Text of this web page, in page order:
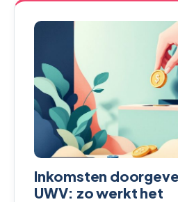
Inkomsten
UWV: zo werkt het